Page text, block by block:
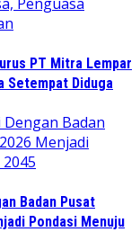
PT Mitra Lempar
Setempat Diduga
Badan Pusat
Pondasi Menuju